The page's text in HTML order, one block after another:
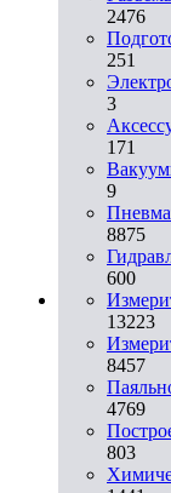
2476
251
3
171
9
8875
600
13223
8457
4769
803